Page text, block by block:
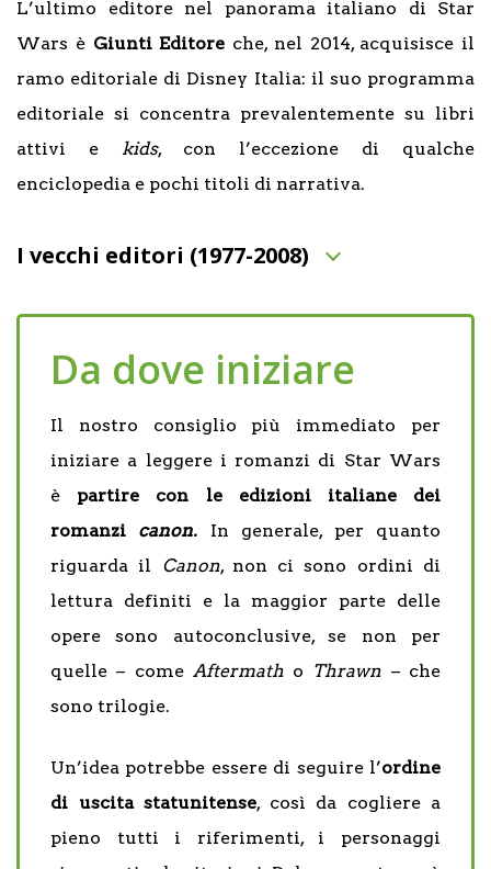
L’ultimo editore nel panorama italiano di Star
Wars è Giunti Editore che, nel 2014, acquisisce il
ramo editoriale di Disney Italia: il suo programma
editoriale si concentra prevalentemente su libri
attivi e kids, con l’eccezione di qualche
enciclopedia e pochi titoli di narrativa.
I vecchi editori (1977-2008)
Da dove iniziare
Il nostro consiglio più immediato per
iniziare a leggere i romanzi di Star Wars
è partire con le edizioni italiane dei
romanzi canon. In generale, per quanto
riguarda il Canon, non ci sono ordini di
lettura definiti e la maggior parte delle
opere sono autoconclusive, se non per
quelle – come Aftermatho Thrawn – che
sono trilogie.
Un’idea potrebbe essere di seguire l’ordine
di uscita statunitense, così da cogliere a
pieno tutti i riferimenti, i personaggi